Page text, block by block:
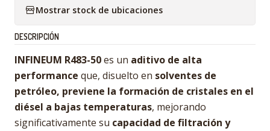
Mostrar stock de ubicaciones
DESCRIPCIÓN
INFINEUM R483-50es un aditivo de alta
performance que, disuelto en solventes de
petróleo, previene la formación de cristales en el
diésel a bajas temperaturas, mejorando
significativamente su capacidad de filtración y